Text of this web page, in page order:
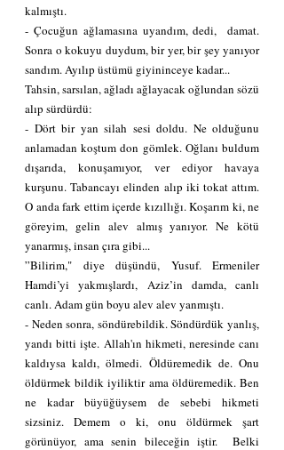
kalmıştı.
- Çocuğun ağlamasına uyandım, dedi,  damat.
Sonra o kokuyu duydum, bir yer, bir şey yanıyor
sandım. Ayılıp üstümü giyininceye kadar...
Tahsin, sarsılan, ağladı ağlayacak oğlundan sözü
alıp sürdürdü:
- Dört bir yan silah sesi doldu. Ne olduğunu
anlamadan koştum don gömlek. Oğlanı buldum
dışarıda, konuşamıyor, ver ediyor havaya
kurşunu. Tabancayı elinden alıp iki tokat attım.
O anda fark ettim içerde kızıllığı. Koşarım ki, ne
göreyim, gelin alev almış yanıyor. Ne kötü
yanarmış, insan çıra gibi...
”Bilirim," diye düşündü, Yusuf. Ermeniler
Hamdi’yi yakmışlardı, Aziz’in damda, canlı
canlı. Adam gün boyu alev alev yanmıştı.
- Neden sonra, söndürebildik. Söndürdük yanlış,
yandı bitti işte. Allah'ın hikmeti, neresinde canı
kaldıysa kaldı, ölmedi. Öldüremedik de. Onu
öldürmek bildik iyiliktir ama öldüremedik. Ben
ne kadar büyüğüysem de sebebi hikmeti
sizsiniz. Demem o ki, onu öldürmek şart
görünüyor, ama senin bileceğin iştir.  Belki